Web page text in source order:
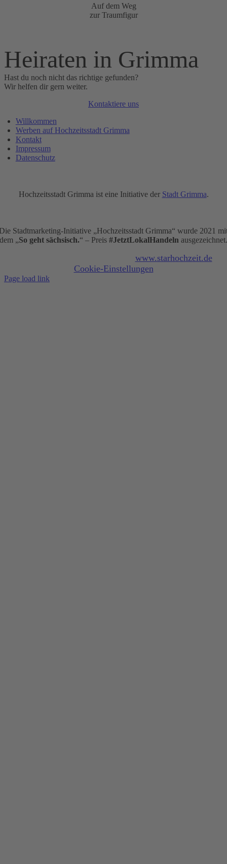
Auf dem Weg
zur Traumfigur
Heiraten in Grimma
Hast du noch nicht das richtige gefunden?
Wir helfen dir gern weiter.
Kontaktiere uns
Willkommen
Werben auf Hochzeitsstadt Grimma
Kontakt
Impressum
Datenschutz
Hochzeitsstadt Grimma ist eine Initiative der Stadt Grimma.
Stadtmarketing-Initiative „Hochzeitsstadt Grimma“ wurde 2021
dem „So geht sächsisch.“ – Preis #JetztLokalHandeln ausgezeichnet.
www.starhochzeit.de
Cookie-Einstellungen
Page load link